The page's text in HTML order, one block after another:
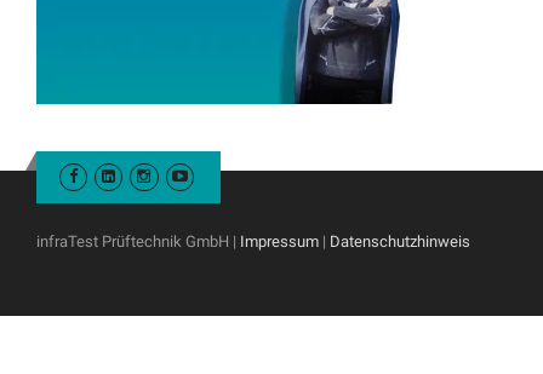
infraTest Prüftechnik GmbH | Impressum | Datenschutzhinweis